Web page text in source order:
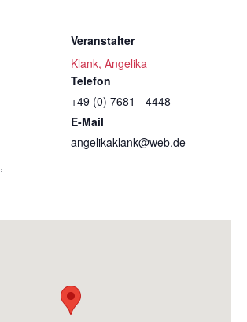
,
Veranstalter
Klank, Angelika
Telefon
+49 (0) 7681 - 4448
E-Mail
angelikaklank@web.de